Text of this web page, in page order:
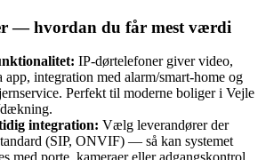
— hvordan du får mest værdi
IP-dørtelefoner giver video,
integration med alarm/smart‑home og
Perfekt til moderne boliger i Vejle
integration: Vælg leverandører der
(SIP, ONVIF) — så kan systemet